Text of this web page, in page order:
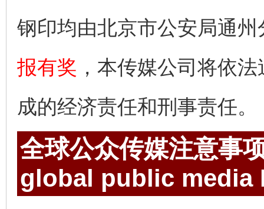
钢印均由北京市公安局通
报有奖 ，本传媒公司将依
成的经济责任和刑事责任。
全球公众传媒注意事
global public media